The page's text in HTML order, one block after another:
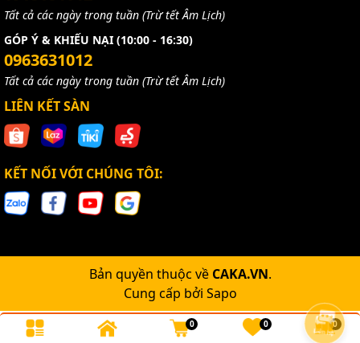
Tất cả các ngày trong tuần (Trừ tết Âm Lịch)
GÓP Ý & KHIẾU NẠI (10:00 - 16:30)
0963631012
Tất cả các ngày trong tuần (Trừ tết Âm Lịch)
LIÊN KẾT SÀN
KẾT NỐI VỚI CHÚNG TÔI:
Bản quyền thuộc về CAKA.VN.
Cung cấp bởi Sapo
0 0 0